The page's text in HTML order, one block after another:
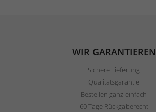
WIR GARANTIEREN
Sichere Lieferung
Qualitätsgarantie
Bestellen ganz einfach
60 Tage Rückgaberecht